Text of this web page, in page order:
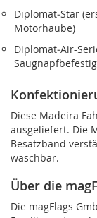
Diplomat‑Star
Motorhaube)
Diplomat‑Air-
Diese Madeira
ausgeliefert. Die
Besatzband
waschbar.
Über die
Die magFlags